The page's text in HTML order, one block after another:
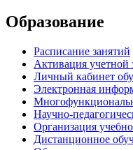
Образование
Расписание занятий
Активация учетной
Личный кабинет
Электронная
Научно-
Организация
Дистанционное